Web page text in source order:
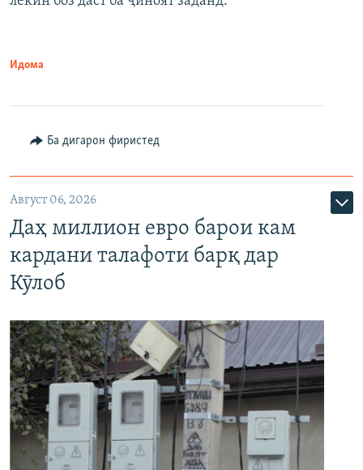
Идома
Ба дигарон фиристед
Август 06, 2026
Даҳ миллион евро барои кам
кардани талафоти барқ дар
Кӯлоб